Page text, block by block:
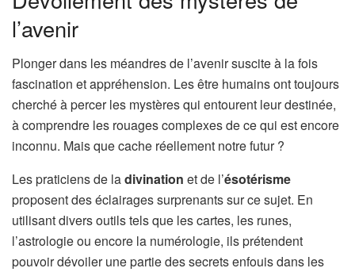
l’avenir
Plonger dans les méandres de l’avenir suscite à la fois
fascination et appréhension. Les être humains ont toujours
cherché à percer les mystères qui entourent leur destinée,
à comprendre les rouages complexes de ce qui est encore
inconnu. Mais que cache réellement notre futur ?
Les praticiens de ladivination et de l’ésotérisme
proposent des éclairages surprenants sur ce sujet. En
utilisant divers outils tels que les cartes, les runes,
l’astrologie ou encore la numérologie, ils prétendent
pouvoir dévoiler une partie des secrets enfouis dans les